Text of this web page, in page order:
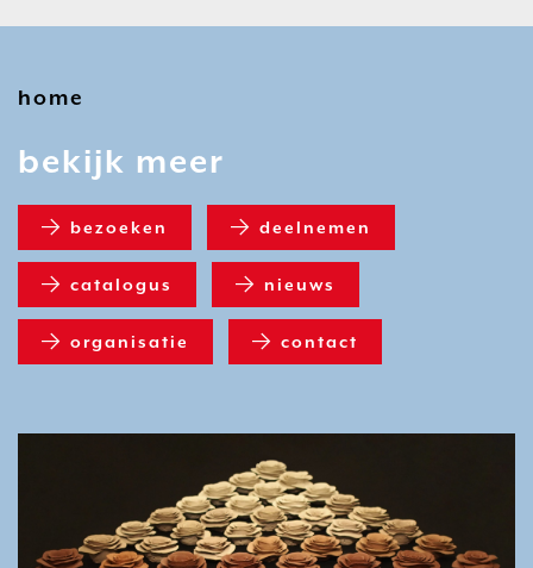
home
bekijk meer
bezoeken deelnemen
catalogus nieuws
organisatie contact